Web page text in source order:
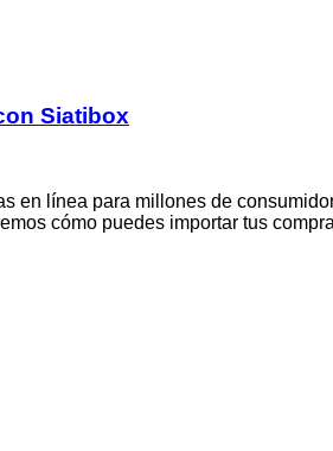
Siatibox
en línea para millones de
cómo puedes importar tus